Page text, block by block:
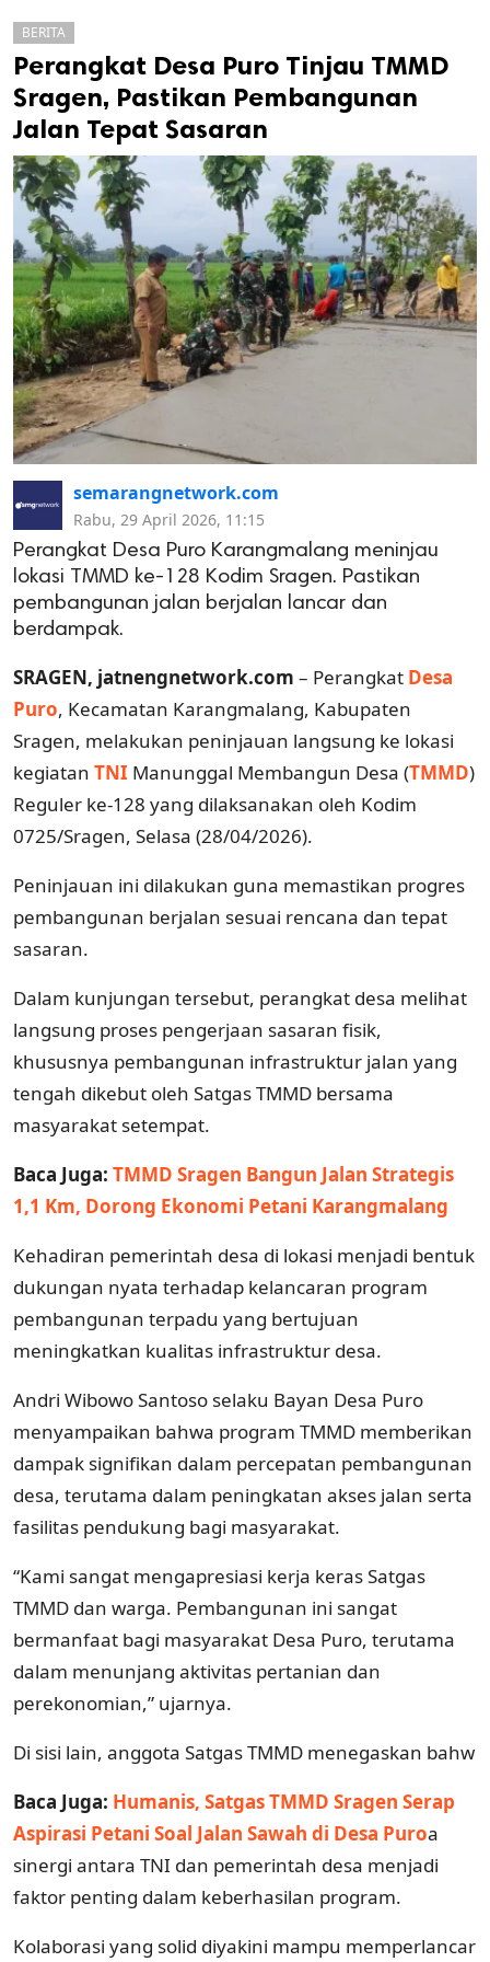
cipta.
BERITA
Perangkat Desa Puro Tinjau TMMD
Sragen, Pastikan Pembangunan
Jalan Tepat Sasaran
semarangnetwork.com
Rabu, 29 April 2026, 11:15
Perangkat Desa Puro Karangmalang meninjau
lokasi TMMD ke-128 Kodim Sragen. Pastikan
pembangunan jalan berjalan lancar dan
berdampak.
SRAGEN, jatnengnetwork.com – Perangkat Desa
Puro, Kecamatan Karangmalang, Kabupaten
Sragen, melakukan peninjauan langsung ke lokasi
kegiatan TNI Manunggal Membangun Desa (TMMD)
Reguler ke-128 yang dilaksanakan oleh Kodim
0725/Sragen, Selasa (28/04/2026).
Peninjauan ini dilakukan guna memastikan progres
pembangunan berjalan sesuai rencana dan tepat
sasaran.
Dalam kunjungan tersebut, perangkat desa melihat
langsung proses pengerjaan sasaran fisik,
khususnya pembangunan infrastruktur jalan yang
tengah dikebut oleh Satgas TMMD bersama
masyarakat setempat.
Baca Juga: TMMD Sragen Bangun Jalan Strategis
1,1 Km, Dorong Ekonomi Petani Karangmalang
Kehadiran pemerintah desa di lokasi menjadi bentuk
dukungan nyata terhadap kelancaran program
pembangunan terpadu yang bertujuan
meningkatkan kualitas infrastruktur desa.
Andri Wibowo Santoso selaku Bayan Desa Puro
menyampaikan bahwa program TMMD memberikan
dampak signifikan dalam percepatan pembangunan
desa, terutama dalam peningkatan akses jalan serta
fasilitas pendukung bagi masyarakat.
“Kami sangat mengapresiasi kerja keras Satgas
TMMD dan warga. Pembangunan ini sangat
bermanfaat bagi masyarakat Desa Puro, terutama
dalam menunjang aktivitas pertanian dan
perekonomian,” ujarnya.
Di sisi lain, anggota Satgas TMMD menegaskan bahw
Baca Juga: Humanis, Satgas TMMD Sragen Serap
Aspirasi Petani Soal Jalan Sawah di Desa Puroa
sinergi antara TNI dan pemerintah desa menjadi
faktor penting dalam keberhasilan program.
Kolaborasi yang solid diyakini mampu memperlancar